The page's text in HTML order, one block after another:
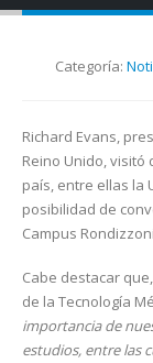
Categoría:
Richard Evans,
Reino Unido,
país, entre ellas la
posibilidad de
Campus
Cabe destacar
de la Tecnología
importancia de
estudios, entre las